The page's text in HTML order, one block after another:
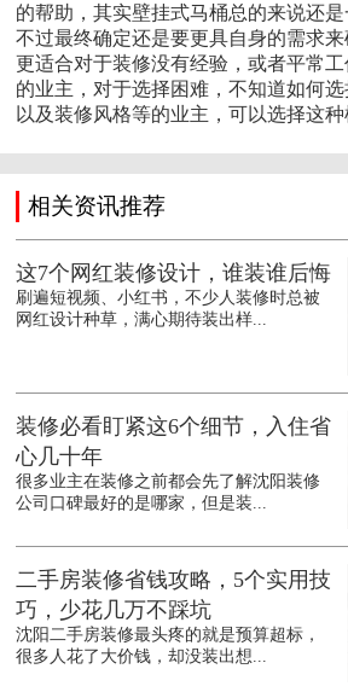
的帮助，其实壁挂式马桶总的来说还是
不过最终确定还是要更具自身的需求
更适合对于装修没有经验，或者平常
的业主，对于选择困难，不知道如何
以及装修风格等的业主，可以选择这种
相关资讯推荐
这7个网红装修设计，谁装谁后悔
刷遍短视频、小红书，不少人装修时总被
网红设计种草，满心期待装出样...
装修必看盯紧这6个细节，入住省
心几十年
很多业主在装修之前都会先了解沈阳装修
公司口碑最好的是哪家，但是装...
二手房装修省钱攻略，5个实用技
巧，少花几万不踩坑
沈阳二手房装修最头疼的就是预算超标，
很多人花了大价钱，却没装出想...